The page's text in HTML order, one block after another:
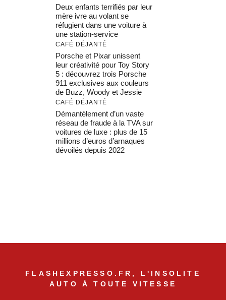
Deux enfants terrifiés par leur
mère ivre au volant se
réfugient dans une voiture à
une station-service
CAFÉ DÉJANTÉ
Porsche et Pixar unissent
leur créativité pour Toy Story
5 : découvrez trois Porsche
911 exclusives aux couleurs
de Buzz, Woody et Jessie
CAFÉ DÉJANTÉ
Démantèlement d’un vaste
réseau de fraude à la TVA sur
voitures de luxe : plus de 15
millions d’euros d’arnaques
dévoilés depuis 2022
FLASHEXPRESSO.FR, L'INSOLITE
AUTO À TOUTE VITESSE